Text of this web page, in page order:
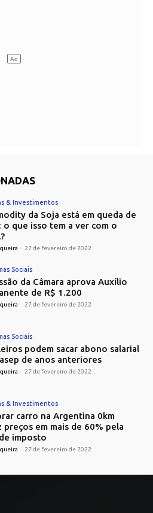
& Investimentos
da Soja está em queda de
o que isso tem a ver com o
- 27 de fevereiro de 2022
Sociais
da Câmara aprova Auxílio
de R$ 1.200
- 27 de fevereiro de 2022
Sociais
podem sacar abono salarial
de anos anteriores
- 27 de fevereiro de 2022
& Investimentos
carro na Argentina 0km
preços em mais de 60% pela
imposto
- 27 de fevereiro de 2022